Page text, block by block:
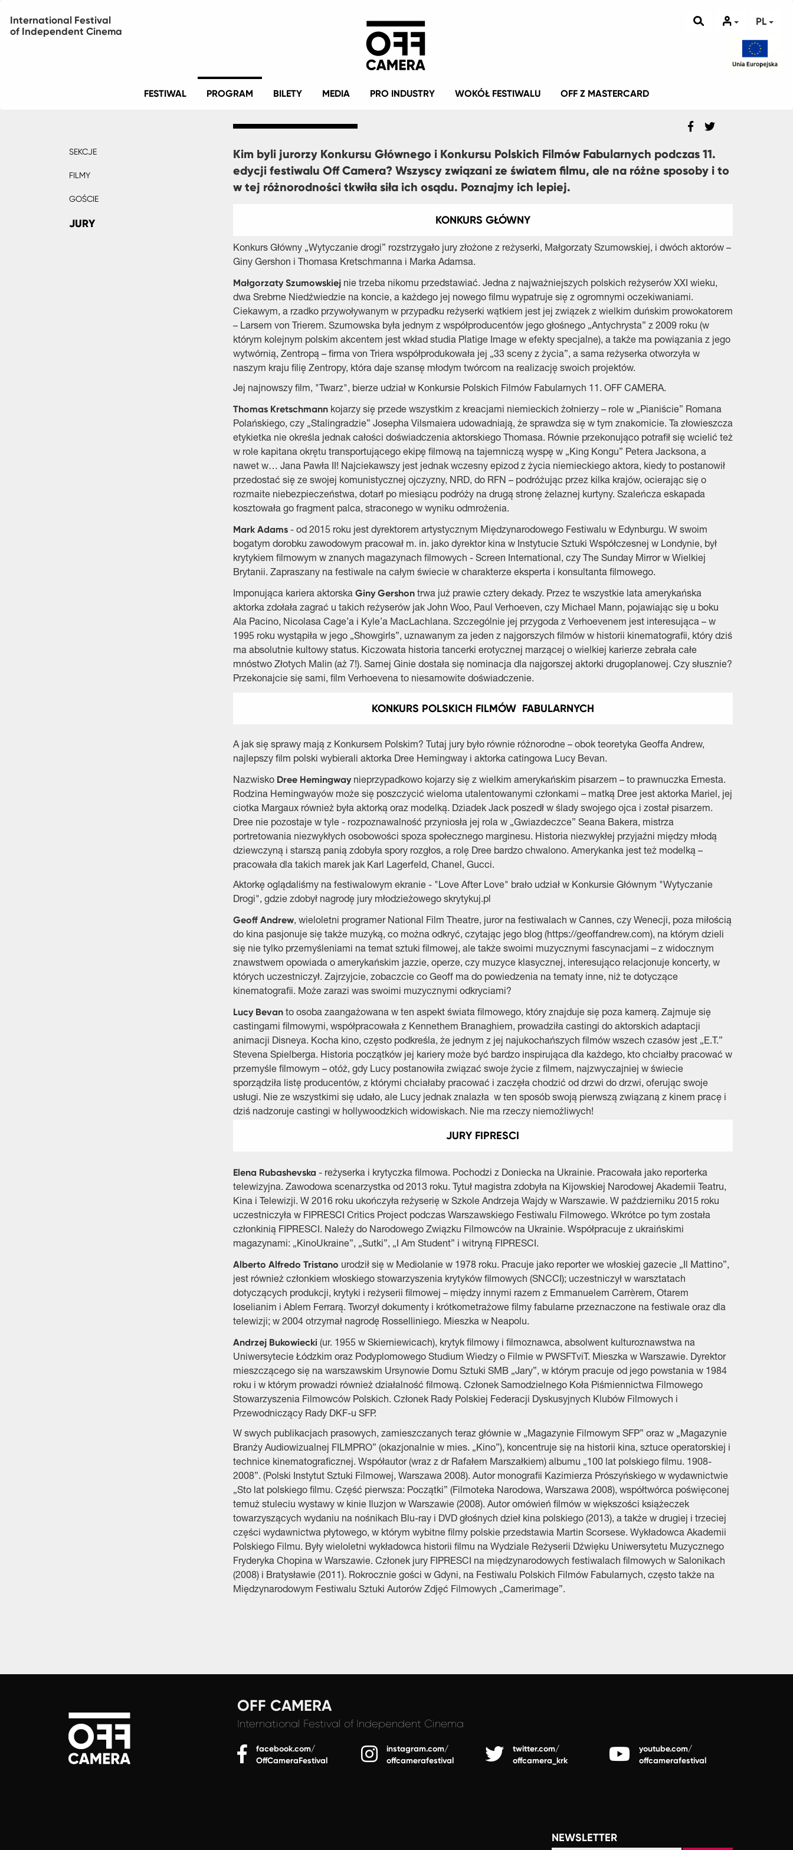
International Festival
of Independent Cinema
PL
FESTIWAL PROGRAM BILETY MEDIA PRO INDUSTRY WOKÓŁ FESTIWALU OFF Z MASTERCARD
Program
menu
SEKCJE
FILMY
GOŚCIE
JURY
Kim byli jurorzy Konkursu Głównego i Konkursu Polskich Filmów Fabularnych podczas 11.
edycji festiwalu Off Camera? Wszyscy związani ze światem filmu, ale na różne sposoby i to
w tej różnorodności tkwiła siła ich osądu. Poznajmy ich lepiej.
KONKURS GŁÓWNY
Konkurs Główny „Wytyczanie drogi” rozstrzygało jury złożone z reżyserki, Małgorzaty Szumowskiej, i dwóch aktorów –
Giny Gershon i Thomasa Kretschmanna i Marka Adamsa.
Małgorzaty Szumowskiejnie trzeba nikomu przedstawiać. Jedna z najważniejszych polskich reżyserów XXI wieku,
dwa Srebrne Niedźwiedzie na koncie, a każdego jej nowego filmu wypatruje się z ogromnymi oczekiwaniami.
Ciekawym, a rzadko przywoływanym w przypadku reżyserki wątkiem jest jej związek z wielkim duńskim prowokatorem
– Larsem von Trierem. Szumowska była jednym z współproducentów jego głośnego „Antychrysta” z 2009 roku (w
którym kolejnym polskim akcentem jest wkład studia Platige Image w efekty specjalne), a także ma powiązania z jego
wytwórnią, Zentropą – firma von Triera współprodukowała jej „33 sceny z życia”, a sama reżyserka otworzyła w
naszym kraju filię Zentropy, która daje szansę młodym twórcom na realizację swoich projektów.
Jej najnowszy film, "Twarz", bierze udział w Konkursie Polskich Filmów Fabularnych 11. OFF CAMERA.
Thomas Kretschmannkojarzy się przede wszystkim z kreacjami niemieckich żołnierzy – role w „Pianiście” Romana
Polańskiego, czy „Stalingradzie” Josepha Vilsmaiera udowadniają, że sprawdza się w tym znakomicie. Ta złowieszcza
etykietka nie określa jednak całości doświadczenia aktorskiego Thomasa. Równie przekonująco potrafił się wcielić też
w role kapitana okrętu transportującego ekipę filmową na tajemniczą wyspę w „King Kongu” Petera Jacksona, a
nawet w… Jana Pawła II! Najciekawszy jest jednak wczesny epizod z życia niemieckiego aktora, kiedy to postanowił
przedostać się ze swojej komunistycznej ojczyzny, NRD, do RFN – podróżując przez kilka krajów, ocierając się o
rozmaite niebezpieczeństwa, dotarł po miesiącu podróży na drugą stronę żelaznej kurtyny. Szaleńcza eskapada
kosztowała go fragment palca, straconego w wyniku odmrożenia.
Mark Adams - od 2015 roku jest dyrektorem artystycznym Międzynarodowego Festiwalu w Edynburgu. W swoim
bogatym dorobku zawodowym pracował m. in. jako dyrektor kina w Instytucie Sztuki Współczesnej w Londynie, był
krytykiem filmowym w znanych magazynach filmowych - Screen International, czy The Sunday Mirror w Wielkiej
Brytanii. Zapraszany na festiwale na całym świecie w charakterze eksperta i konsultanta filmowego.
Imponująca kariera aktorska Giny Gershontrwa już prawie cztery dekady. Przez te wszystkie lata amerykańska
aktorka zdołała zagrać u takich reżyserów jak John Woo, Paul Verhoeven, czy Michael Mann, pojawiając się u boku
Ala Pacino, Nicolasa Cage’a i Kyle’a MacLachlana. Szczególnie jej przygoda z Verhoevenem jest interesująca – w
1995 roku wystąpiła w jego „Showgirls”, uznawanym za jeden z najgorszych filmów w historii kinematografii, który dziś
ma absolutnie kultowy status. Kiczowata historia tancerki erotycznej marzącej o wielkiej karierze zebrała całe
mnóstwo Złotych Malin (aż 7!). Samej Ginie dostała się nominacja dla najgorszej aktorki drugoplanowej. Czy słusznie?
Przekonajcie się sami, film Verhoevena to niesamowite doświadczenie.
KONKURS POLSKICH FILMÓW FABULARNYCH
A jak się sprawy mają z Konkursem Polskim? Tutaj jury było równie różnorodne – obok teoretyka Geoffa Andrew,
najlepszy film polski wybierali aktorka Dree Hemingway i aktorka catingowa Lucy Bevan.
Nazwisko Dree Hemingway nieprzypadkowo kojarzy się z wielkim amerykańskim pisarzem – to prawnuczka Ernesta.
Rodzina Hemingwayów może się poszczycić wieloma utalentowanymi członkami – matką Dree jest aktorka Mariel, jej
ciotka Margaux również była aktorką oraz modelką. Dziadek Jack poszedł w ślady swojego ojca i został pisarzem.
Dree nie pozostaje w tyle - rozpoznawalność przyniosła jej rola w „Gwiazdeczce” Seana Bakera, mistrza
portretowania niezwykłych osobowości spoza społecznego marginesu. Historia niezwykłej przyjaźni między młodą
dziewczyną i starszą panią zdobyła spory rozgłos, a rolę Dree bardzo chwalono. Amerykanka jest też modelką –
pracowała dla takich marek jak Karl Lagerfeld, Chanel, Gucci.
Aktorkę oglądaliśmy na festiwalowym ekranie - "Love After Love" brało udział w Konkursie Głównym "Wytyczanie
Drogi", gdzie zdobył nagrodę jury młodzieżowego skrytykuj.pl
Geoff Andrew, wieloletni programer National Film Theatre, juror na festiwalach w Cannes, czy Wenecji, poza miłością
do kina pasjonuje się także muzyką, co można odkryć, czytając jego blog (https://geoffandrew.com), na którym dzieli
się nie tylko przemyśleniami na temat sztuki filmowej, ale także swoimi muzycznymi fascynacjami – z widocznym
znawstwem opowiada o amerykańskim jazzie, operze, czy muzyce klasycznej, interesująco relacjonuje koncerty, w
których uczestniczył. Zajrzyjcie, zobaczcie co Geoff ma do powiedzenia na tematy inne, niż te dotyczące
kinematografii. Może zarazi was swoimi muzycznymi odkryciami?
Lucy Bevanto osoba zaangażowana w ten aspekt świata filmowego, który znajduje się poza kamerą. Zajmuje się
castingami filmowymi, współpracowała z Kennethem Branaghiem, prowadziła castingi do aktorskich adaptacji
animacji Disneya. Kocha kino, często podkreśla, że jednym z jej najukochańszych filmów wszech czasów jest „E.T.”
Stevena Spielberga. Historia początków jej kariery może być bardzo inspirująca dla każdego, kto chciałby pracować w
przemyśle filmowym – otóż, gdy Lucy postanowiła związać swoje życie z filmem, najzwyczajniej w świecie
sporządziła listę producentów, z którymi chciałaby pracować i zaczęła chodzić od drzwi do drzwi, oferując swoje
usługi. Nie ze wszystkimi się udało, ale Lucy jednak znalazła w ten sposób swoją pierwszą związaną z kinem pracę i
dziś nadzoruje castingi w hollywoodzkich widowiskach. Nie ma rzeczy niemożliwych!
JURY FIPRESCI
Elena Rubashevska - reżyserka i krytyczka filmowa. Pochodzi z Doniecka na Ukrainie. Pracowała jako reporterka
telewizyjna. Zawodowa scenarzystka od 2013 roku. Tytuł magistra zdobyła na Kijowskiej Narodowej Akademii Teatru,
Kina i Telewizji. W 2016 roku ukończyła reżyserię w Szkole Andrzeja Wajdy w Warszawie. W październiku 2015 roku
uczestniczyła w FIPRESCI Critics Project podczas Warszawskiego Festiwalu Filmowego. Wkrótce po tym została
członkinią FIPRESCI. Należy do Narodowego Związku Filmowców na Ukrainie. Współpracuje z ukraińskimi
magazynami: „KinoUkraine”, „Sutki”, „I Am Student” i witryną FIPRESCI.
Alberto Alfredo Tristano urodził się w Mediolanie w 1978 roku. Pracuje jako reporter we włoskiej gazecie „Il Mattino”,
jest również członkiem włoskiego stowarzyszenia krytyków filmowych (SNCCI); uczestniczył w warsztatach
dotyczących produkcji, krytyki i reżyserii filmowej – między innymi razem z Emmanuelem Carrèrem, Otarem
Ioselianim i Ablem Ferrarą. Tworzył dokumenty i krótkometrażowe filmy fabularne przeznaczone na festiwale oraz dla
telewizji; w 2004 otrzymał nagrodę Rosselliniego. Mieszka w Neapolu.
Andrzej Bukowiecki (ur. 1955 w Skierniewicach), krytyk filmowy i filmoznawca, absolwent kulturoznawstwa na
Uniwersytecie Łódzkim oraz Podyplomowego Studium Wiedzy o Filmie w PWSFTviT. Mieszka w Warszawie. Dyrektor
mieszczącego się na warszawskim Ursynowie Domu Sztuki SMB „Jary”, w którym pracuje od jego powstania w 1984
roku i w którym prowadzi również działalność filmową. Członek Samodzielnego Koła Piśmiennictwa Filmowego
Stowarzyszenia Filmowców Polskich. Członek Rady Polskiej Federacji Dyskusyjnych Klubów Filmowych i
Przewodniczący Rady DKF-u SFP.
W swych publikacjach prasowych, zamieszczanych teraz głównie w „Magazynie Filmowym SFP” oraz w „Magazynie
Branży Audiowizualnej FILMPRO” (okazjonalnie w mies. „Kino”), koncentruje się na historii kina, sztuce operatorskiej i
technice kinematograficznej. Współautor (wraz z dr Rafałem Marszałkiem) albumu „100 lat polskiego filmu. 1908-
2008”. (Polski Instytut Sztuki Filmowej, Warszawa 2008). Autor monografii Kazimierza Prószyńskiego w wydawnictwie
„Sto lat polskiego filmu. Część pierwsza: Początki” (Filmoteka Narodowa, Warszawa 2008), współtwórca poświęconej
temuż stuleciu wystawy w kinie Iluzjon w Warszawie (2008). Autor omówień filmów w większości książeczek
towarzyszących wydaniu na nośnikach Blu-ray i DVD głośnych dzieł kina polskiego (2013), a także w drugiej i trzeciej
części wydawnictwa płytowego, w którym wybitne filmy polskie przedstawia Martin Scorsese. Wykładowca Akademii
Polskiego Filmu. Były wieloletni wykładowca historii filmu na Wydziale Reżyserii Dźwięku Uniwersytetu Muzycznego
Fryderyka Chopina w Warszawie. Członek jury FIPRESCI na międzynarodowych festiwalach filmowych w Salonikach
(2008) i Bratysławie (2011). Rokrocznie gości w Gdyni, na Festiwalu Polskich Filmów Fabularnych, często także na
Międzynarodowym Festiwalu Sztuki Autorów Zdjęć Filmowych „Camerimage”.
OFF CAMERA
International Festival of Independent Cinema
facebook.com/
OffCameraFestival
instagram.com/
offcamerafestival
twitter.com/
offcamera_krk
youtube.com/
offcamerafestival
NEWSLETTER